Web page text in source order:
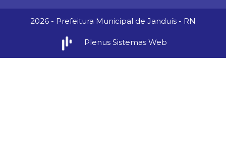
2026 - Prefeitura Municipal de Janduís - RN
Plenus Sistemas Web